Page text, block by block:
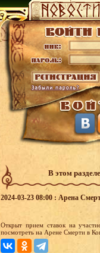
В этом
2024-03-23 08:00 : Арена
Открыт прием ставок на
посмотреть на Арене Смерти в